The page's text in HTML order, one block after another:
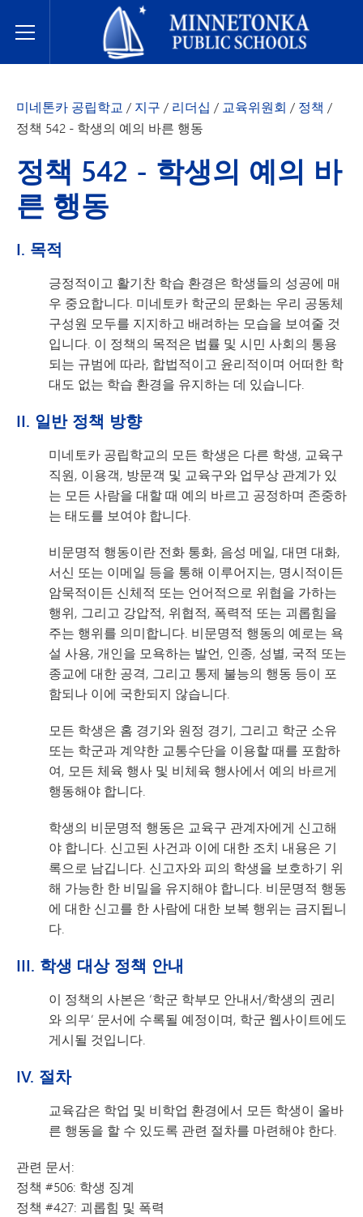
Toggle Menu
미네토카 공립학교
미네톤카 공립학교 / 지구 / 리더십 / 교육위원회 / 정책 /
정책 542 - 학생의 예의 바른 행동
정책 542 - 학생의 예의 바
른 행동
I. 목적
긍정적이고 활기찬 학습 환경은 학생들의 성공에 매
우 중요합니다. 미네토카 학군의 문화는 우리 공동체
구성원 모두를 지지하고 배려하는 모습을 보여줄 것
입니다. 이 정책의 목적은 법률 및 시민 사회의 통용
되는 규범에 따라, 합법적이고 윤리적이며 어떠한 학
대도 없는 학습 환경을 유지하는 데 있습니다.
II. 일반 정책 방향
미네토카 공립학교의 모든 학생은 다른 학생, 교육구
직원, 이용객, 방문객 및 교육구와 업무상 관계가 있
는 모든 사람을 대할 때 예의 바르고 공정하며 존중하
는 태도를 보여야 합니다.
비문명적 행동이란 전화 통화, 음성 메일, 대면 대화,
서신 또는 이메일 등을 통해 이루어지는, 명시적이든
암묵적이든 신체적 또는 언어적으로 위협을 가하는
행위, 그리고 강압적, 위협적, 폭력적 또는 괴롭힘을
주는 행위를 의미합니다. 비문명적 행동의 예로는 욕
설 사용, 개인을 모욕하는 발언, 인종, 성별, 국적 또는
종교에 대한 공격, 그리고 통제 불능의 행동 등이 포
함되나 이에 국한되지 않습니다.
모든 학생은 홈 경기와 원정 경기, 그리고 학군 소유
또는 학군과 계약한 교통수단을 이용할 때를 포함하
여, 모든 체육 행사 및 비체육 행사에서 예의 바르게
행동해야 합니다.
학생의 비문명적 행동은 교육구 관계자에게 신고해
야 합니다. 신고된 사건과 이에 대한 조치 내용은 기
록으로 남깁니다. 신고자와 피의 학생을 보호하기 위
해 가능한 한 비밀을 유지해야 합니다. 비문명적 행동
에 대한 신고를 한 사람에 대한 보복 행위는 금지됩니
다.
III. 학생 대상 정책 안내
이 정책의 사본은 ‘학군 학부모 안내서/학생의 권리
와 의무’ 문서에 수록될 예정이며, 학군 웹사이트에도
게시될 것입니다.
IV. 절차
교육감은 학업 및 비학업 환경에서 모든 학생이 올바
른 행동을 할 수 있도록 관련 절차를 마련해야 한다.
관련 문서:
정책 #506: 학생 징계
정책 #427: 괴롭힘 및 폭력